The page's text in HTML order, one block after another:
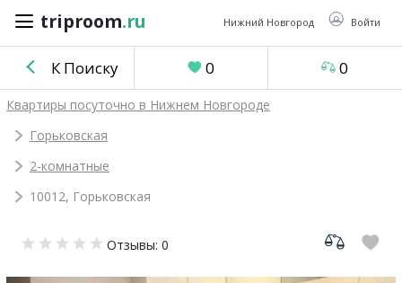
triproom.ru Нижний Новгород Войти
triproom .ru
Российский
Войти / Зарегистрироваться
объявление
К Поиску 0 0
Квартиры посуточно в Нижнем Новгороде
Горьковская
2-комнатные
10012, Горьковская
Отзывы: 0